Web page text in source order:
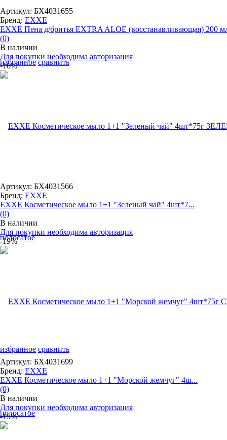
избранное сравнить
Артикул: БХ4031655
Бренд: EXXE
EXXE Пена д/бритья EXTRA ALOE (восстанавливающая) 200
(0)
В наличии
Для покупки необходима авторизация
-16%
избранное сравнить
Артикул: БХ4031566
Бренд: EXXE
EXXE Косметическое мыло 1+1 "Зеленый чай" 4шт*7...
(0)
В наличии
Для покупки необходима авторизация
-19%
Артикул: БХ4031699
Бренд: EXXE
EXXE Косметическое мыло 1+1 "Морской жемчуг" 4ш...
(0)
В наличии
Для покупки необходима авторизация
-15%